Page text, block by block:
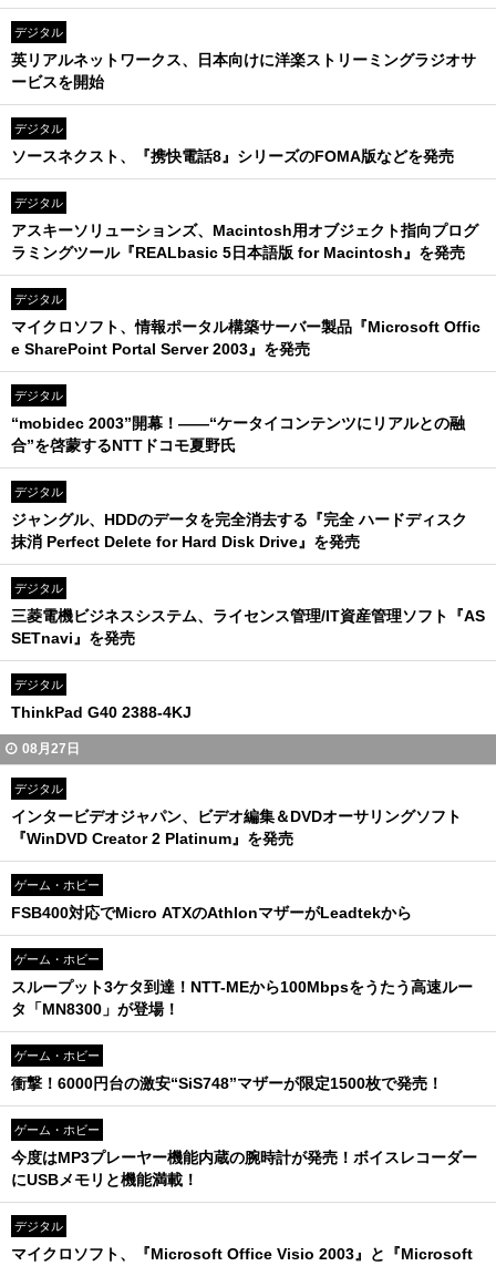
デジタル
英リアルネットワークス、日本向けに洋楽ストリーミングラジオサ
ービスを開始
デジタル
ソースネクスト、『携快電話8』シリーズのFOMA版などを発売
デジタル
アスキーソリューションズ、Macintosh用オブジェクト指向プログ
ラミングツール『REALbasic 5日本語版 for Macintosh』を発売
デジタル
マイクロソフト、情報ポータル構築サーバー製品『Microsoft Offic
e SharePoint Portal Server 2003』を発売
デジタル
“mobidec 2003”開幕！――“ケータイコンテンツにリアルとの融
合”を啓蒙するNTTドコモ夏野氏
デジタル
ジャングル、HDDのデータを完全消去する『完全 ハードディスク
抹消 Perfect Delete for Hard Disk Drive』を発売
デジタル
三菱電機ビジネスシステム、ライセンス管理/IT資産管理ソフト『AS
SETnavi』を発売
デジタル
ThinkPad G40 2388-4KJ
08月27日
デジタル
インタービデオジャパン、ビデオ編集＆DVDオーサリングソフト
『WinDVD Creator 2 Platinum』を発売
ゲーム・ホビー
FSB400対応でMicro ATXのAthlonマザーがLeadtekから
ゲーム・ホビー
スループット3ケタ到達！NTT-MEから100Mbpsをうたう高速ルー
タ「MN8300」が登場！
ゲーム・ホビー
衝撃！6000円台の激安“SiS748”マザーが限定1500枚で発売！
ゲーム・ホビー
今度はMP3プレーヤー機能内蔵の腕時計が発売！ボイスレコーダー
にUSBメモリと機能満載！
デジタル
マイクロソフト、『Microsoft Office Visio 2003』と『Microsoft